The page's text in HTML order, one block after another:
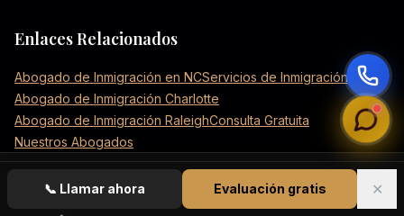
📞 Llamar ahora Evaluación gratis ✕
Enlaces Relacionados
Abogado de Inmigración en NCServicios de Inmigración
Abogado de Inmigración Charlotte
Abogado de Inmigración RaleighConsulta Gratuita
Nuestros Abogados